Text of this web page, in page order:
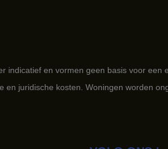
indicatief en vormen geen basis voor
en juridische kosten. Woningen worden